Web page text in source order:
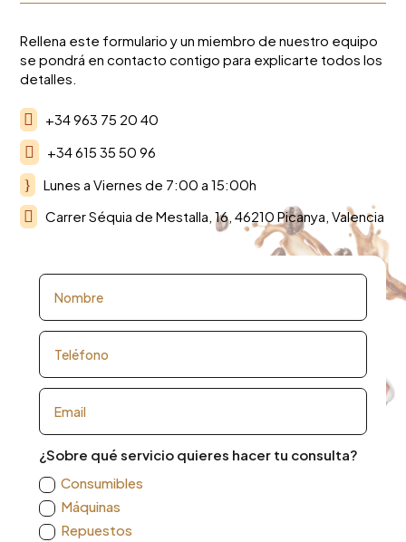
Rellena este formulario y un miembro de nuestro equipo
se pondrá en contacto contigo para explicarte todos los
detalles.
 +34 963 75 20 40
 +34 615 35 50 96
} Lunes a Viernes de 7:00 a 15:00h
 Carrer Séquia de Mestalla, 16, 46210 Picanya, Valencia
¿Sobre qué servicio quieres hacer tu consulta?
Consumibles
Máquinas
Repuestos